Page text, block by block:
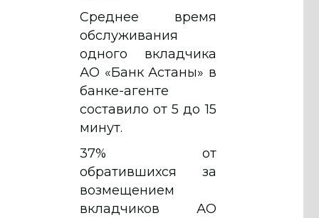
Среднее время
обслуживания
одного вкладчика
АО «Банк Астаны» в
банке-агенте
составило от 5 до 15
минут.
37% от
обратившихся за
возмещением
вкладчиков АО